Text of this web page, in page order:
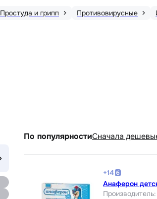
Простуда и грипп Противовирусные
По популярностиCначала
+14
Анаферон
Производитель: